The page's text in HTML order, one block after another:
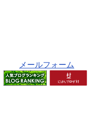
メールフォーム